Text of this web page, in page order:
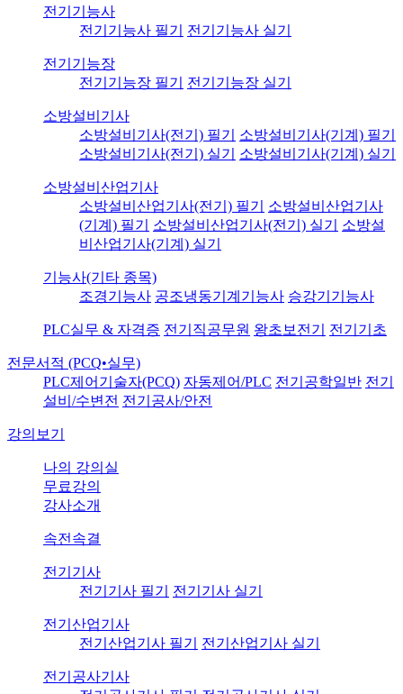
전기기능사
전기기능사 필기
전기기능사 실기
전기기능장
전기기능장 필기
전기기능장 실기
소방설비기사
소방설비기사(전기) 필기
소방설비기사(기계) 필기
소방설비기사(전기) 실기
소방설비기사(기계) 실기
소방설비산업기사
소방설비산업기사(전기) 필기
소방설비산업기사
(기계) 필기
소방설비산업기사(전기) 실기
소방설
비산업기사(기계) 실기
기능사(기타 종목)
조경기능사 공조냉동기계기능사 승강기기능사
PLC실무 & 자격증 전기직공무원 왕초보전기 전기기초
전문서적 (PCQ•실무)
PLC제어기술자(PCQ) 자동제어/PLC 전기공학일반 전기
설비/수변전 전기공사/안전
강의보기
나의 강의실
무료강의
강사소개
속전속결
전기기사
전기기사 필기
전기기사 실기
전기산업기사
전기산업기사 필기
전기산업기사 실기
전기공사기사